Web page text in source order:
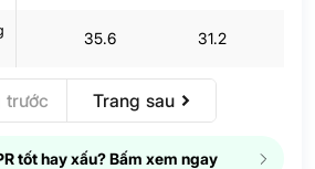
35.6 31.2
trước Trang sau
tốt hay xấu? Bấm xem ngay